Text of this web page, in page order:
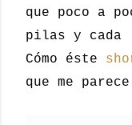
que poco a
pilas y cada
Cómo éste
que me